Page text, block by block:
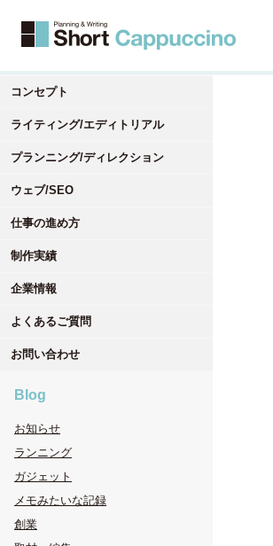
コンセプト
ライティング/エディトリアル
プランニング/ディレクション
ウェブ/SEO
仕事の進め方
制作実績
企業情報
よくあるご質問
お問い合わせ
Blog
お知らせ
ランニング
ガジェット
メモみたいな記録
創業